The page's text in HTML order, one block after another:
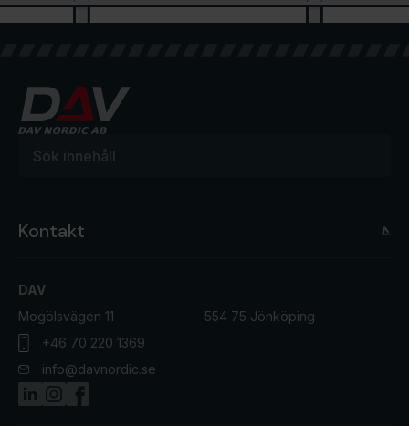
Kontakt
DAV
Mogölsvägen 11
554 75 Jönköping
+46 70 220 1369
info@davnordic.se